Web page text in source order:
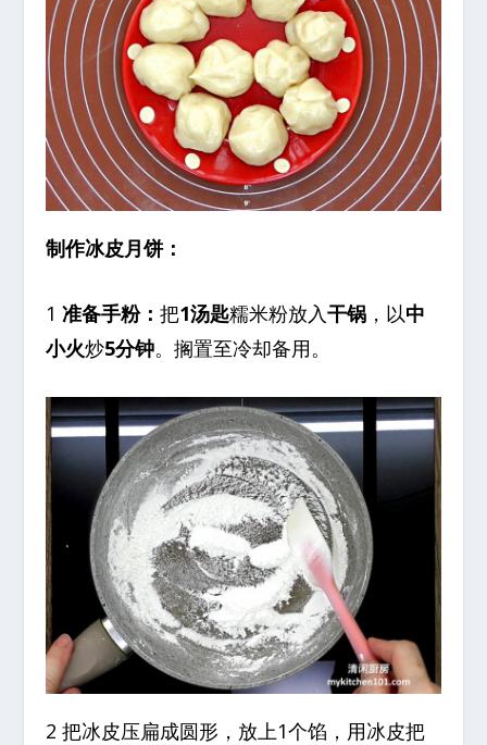
制作冰皮月饼：
1准备手粉：把1汤匙糯米粉放入干锅 ，以中
小火炒5分钟。搁置至冷却备用。
2 把冰皮压扁成圆形，放上1个馅，用冰皮把